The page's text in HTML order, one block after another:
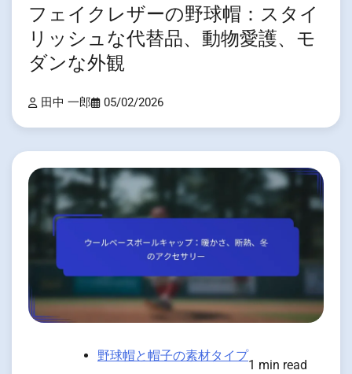
フェイクレザーの野球帽：スタイ
リッシュな代替品、動物愛護、モ
ダンな外観
田中 一郎 05/02/2026
野球帽と帽子の素材タイプ
1 min read